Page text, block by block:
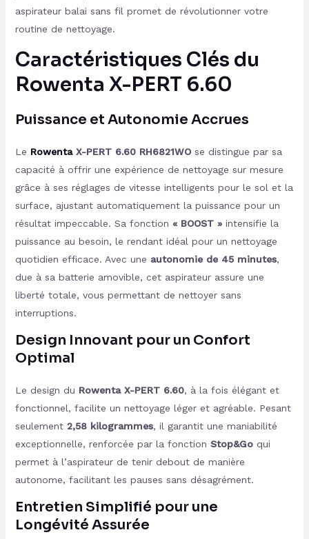
aspirateur balai sans fil promet de révolutionner votre
routine de nettoyage.
Caractéristiques Clés du
Rowenta X-PERT 6.60
Puissance et Autonomie Accrues
Le RowentaX-PERT 6.60 RH6821WOse distingue par sa
capacité à offrir une expérience de nettoyage sur mesure
grâce à ses réglages de vitesse intelligents pour le sol et la
surface, ajustant automatiquement la puissance pour un
résultat impeccable. Sa fonction « BOOST »intensifie la
puissance au besoin, le rendant idéal pour un nettoyage
quotidien efficace. Avec une autonomie de 45 minutes,
due à sa batterie amovible, cet aspirateur assure une
liberté totale, vous permettant de nettoyer sans
interruptions.
Design Innovant pour un Confort
Optimal
Le design du Rowenta X-PERT 6.60, à la fois élégant et
fonctionnel, facilite un nettoyage léger et agréable. Pesant
seulement 2,58 kilogrammes, il garantit une maniabilité
exceptionnelle, renforcée par la fonction Stop&Goqui
permet à l’aspirateur de tenir debout de manière
autonome, facilitant les pauses sans désagrément.
Entretien Simplifié pour une
Longévité Assurée